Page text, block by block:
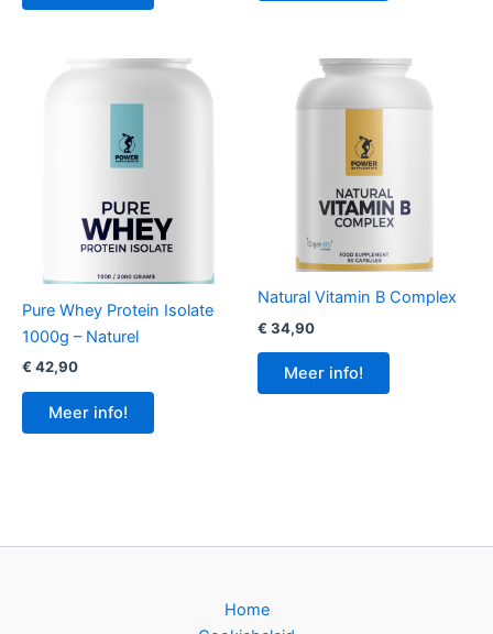
Pure Whey Protein Isolate
1000g – Naturel
€ 42,90
Meer info!
Natural Vitamin B Complex
€ 34,90
Meer info!
Home